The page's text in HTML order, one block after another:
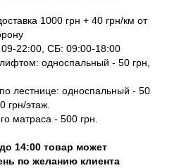
1000 грн + 40 грн/км от
22:00, СБ: 09:00-18:00
односпальный - 50 грн,
лестнице: односпальный - 50
грн/этаж.
матраса - 500 грн.
14:00 товар может
по желанию клиента